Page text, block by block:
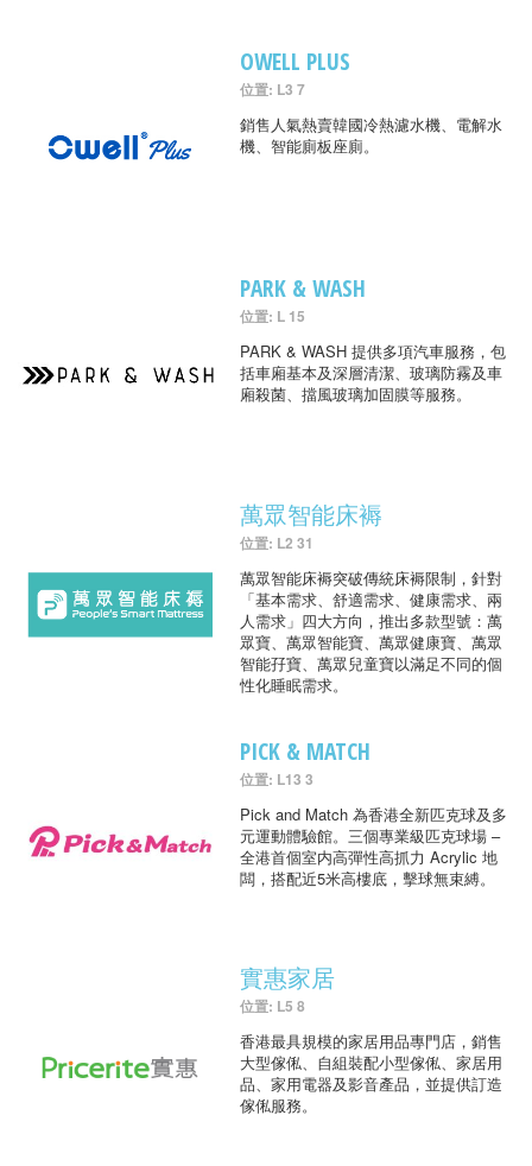
OWELL PLUS
位置: L3 7
銷售人氣熱賣韓國冷熱濾水機、電解水
機、智能廁板座廁。
PARK & WASH
位置: L 15
PARK & WASH 提供多項汽車服務，包
括車廂基本及深層清潔、玻璃防霧及車
廂殺菌、擋風玻璃加固膜等服務。
萬眾智能床褥
位置: L2 31
萬眾智能床褥突破傳統床褥限制，針對
「基本需求、舒適需求、健康需求、兩
人需求」四大方向，推出多款型號：萬
眾寶、萬眾智能寶、萬眾健康寶、萬眾
智能孖寶、萬眾兒童寶以滿足不同的個
性化睡眠需求。
PICK & MATCH
位置: L13 3
Pick and Match 為香港全新匹克球及多
元運動體驗館。三個專業級匹克球場 –
全港首個室内高彈性高抓力 Acrylic 地
闆，搭配近5米高樓底，擊球無束縛。
實惠家居
位置: L5 8
香港最具規模的家居用品專門店，銷售
大型傢俬、自組裝配小型傢俬、家居用
品、家用電器及影音產品，並提供訂造
傢俬服務。